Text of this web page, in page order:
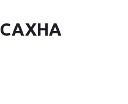
САХНА